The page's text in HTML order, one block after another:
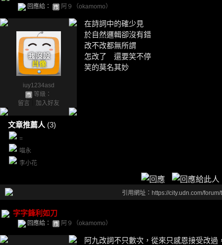
回應給： 阿９（okamomo）
iuy1234asd
等級：
留言
加入好友
文章推薦人 (3)
=
喵永
李小花
在詩詞中的確少見
於自然邏輯卻沒有錯
改不改都無所謂
怎改了 還要笑不停
笑的莫名其妙
引用網址：https://city.udn.com/
字字鋒利如刀
回應給： 阿９（okamomo）
阿九改詞不只數次，從來只感恩接受改